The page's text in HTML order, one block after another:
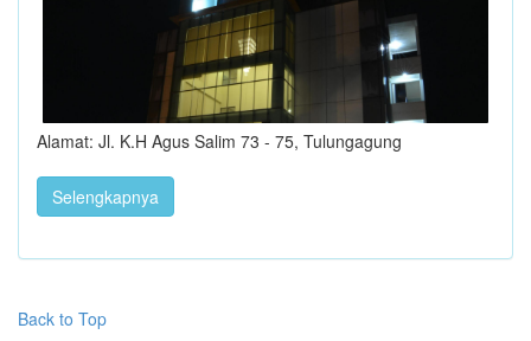
Alamat: Jl. K.H Agus Salim 73 - 75, Tulungagung
Selengkapnya
Back to Top